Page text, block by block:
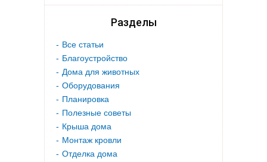
Разделы
Все статьи
Благоустройство
Дома для животных
Оборудования
Планировка
Полезные советы
Крыша дома
Монтаж кровли
Отделка дома